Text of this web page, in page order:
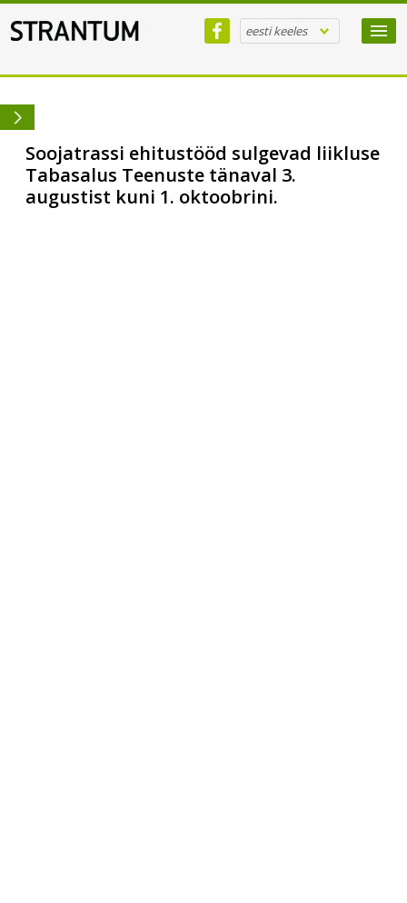
eesti keeles
Soojatrassi ehitustööd sulgevad liikluse
Tabasalus Teenuste tänaval 3.
augustist kuni 1. oktoobrini.